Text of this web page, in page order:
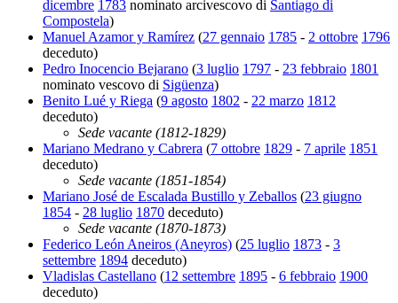
dicembre 1783 nominato arcivescovo di Santiago di
Compostela)
Manuel Azamor y Ramírez (27 gennaio 1785 - 2 ottobre 1796
deceduto)
Pedro Inocencio Bejarano (3 luglio 1797 - 23 febbraio 1801
nominato vescovo di Sigüenza)
Benito Lué y Riega (9 agosto 1802 - 22 marzo 1812
deceduto)
Sede vacante (1812-1829)
Mariano Medrano y Cabrera (7 ottobre 1829 - 7 aprile 1851
deceduto)
Sede vacante (1851-1854)
Mariano José de Escalada Bustillo y Zeballos (23 giugno
1854 - 28 luglio 1870 deceduto)
Sede vacante (1870-1873)
Federico León Aneiros (Aneyros) (25 luglio 1873 - 3
settembre 1894 deceduto)
Vladislas Castellano (12 settembre 1895 - 6 febbraio 1900
deceduto)